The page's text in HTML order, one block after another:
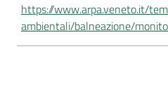
https://www.arpa.veneto.it/
ambientali/balneazione/